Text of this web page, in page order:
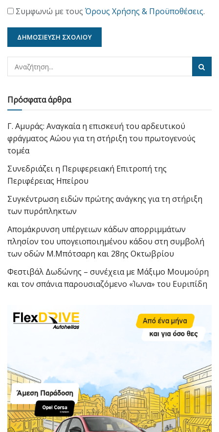
Συμφωνώ με τους Όρους Χρήσης & Προϋποθέσεις.
Πρόσφατα άρθρα
Γ. Αμυράς: Αναγκαία η επισκευή του αρδευτικού
φράγματος Αώου για τη στήριξη του πρωτογενούς
τομέα
Συνεδριάζει η Περιφερειακή Επιτροπή της
Περιφέρειας Ηπείρου
Συγκέντρωση ειδών πρώτης ανάγκης για τη στήριξη
των πυρόπληκτων
Απομάκρυνση υπέργειων κάδων απορριμμάτων
πλησίον του υπογειοποιημένου κάδου στη συμβολή
των οδών Μ.Μπότσαρη και 28ης Οκτωβρίου
Φεστιβάλ Δωδώνης – συνέχεια με Μάξιμο Μουμούρη
και τον σπάνια παρουσιαζόμενο «Ίωνα» του Ευριπίδη